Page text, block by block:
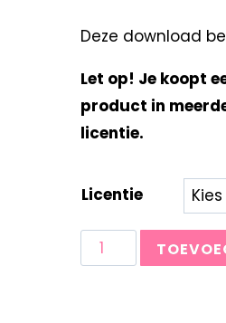
Deze download
Let op! Je koopt
product in
licentie.
Licentie